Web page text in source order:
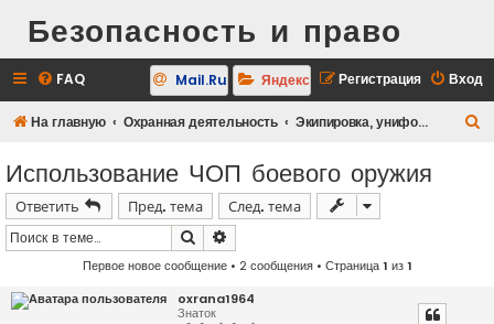
Безопасность и право
FAQ Вход
Регистрация
Mail.Ru Яндекс
На главную Охранная деятельность Экипировка, униформа, снаряжение, вооружение
Использование ЧОП боевого оружия
Ответить Пред. тема
След. тема
Поиск
Первое новое сообщение• 2 сообщения • Страница1 из1
oxrana1964
Знаток